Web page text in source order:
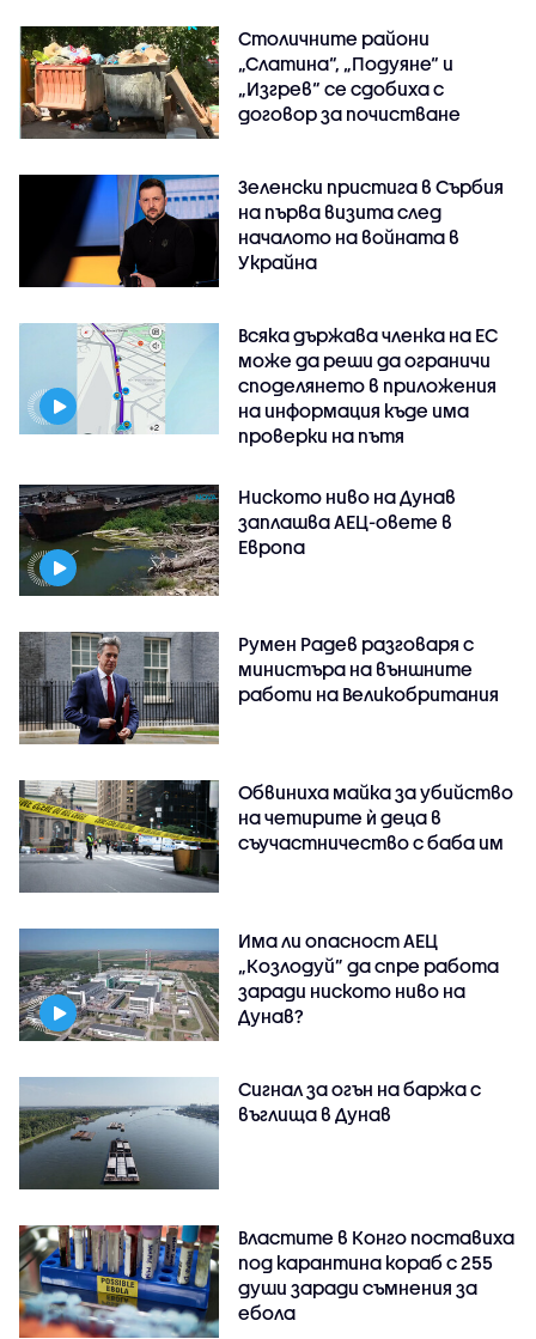
Столичните райони
„Слатина“, „Подуяне“ и
„Изгрев“ се сдобиха с
договор за почистване
Зеленски пристига в Сърбия
на първа визита след
началото на войната в
Украйна
Всяка държава членка на ЕС
може да реши да ограничи
споделянето в приложения
на информация къде има
проверки на пътя
Ниското ниво на Дунав
заплашва АЕЦ-овете в
Европа
Румен Радев разговаря с
министъра на външните
работи на Великобритания
Обвиниха майка за убийство
на четирите ѝ деца в
съучастничество с баба им
Има ли опасност АЕЦ
„Козлодуй” да спре работа
заради ниското ниво на
Дунав?
Сигнал за огън на баржа с
въглища в Дунав
Властите в Конго поставиха
под карантина кораб с 255
души заради съмнения за
ебола